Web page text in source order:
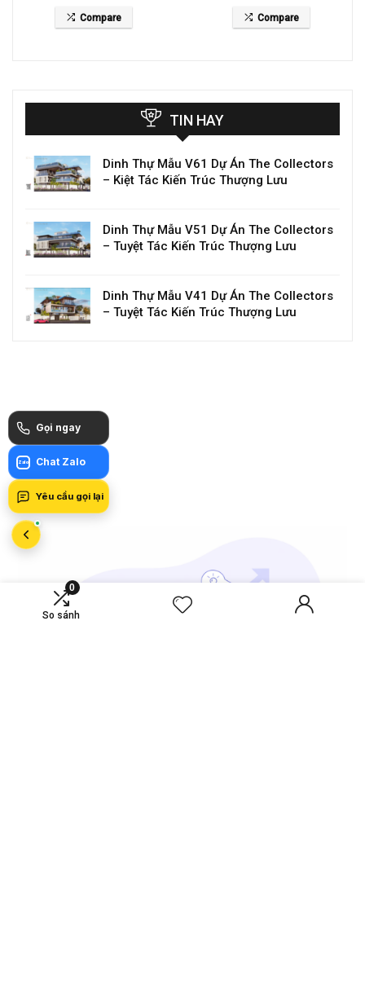
0
So sánh
Gọi ngay
Zalo Chat Zalo
Yêu cầu gọi lại
Compare Compare
TIN HAY
Dinh Thự Mẫu V61 Dự Án The Collectors
– Kiệt Tác Kiến Trúc Thượng Lưu
Dinh Thự Mẫu V51 Dự Án The Collectors
– Tuyệt Tác Kiến Trúc Thượng Lưu
Dinh Thự Mẫu V41 Dự Án The Collectors
– Tuyệt Tác Kiến Trúc Thượng Lưu